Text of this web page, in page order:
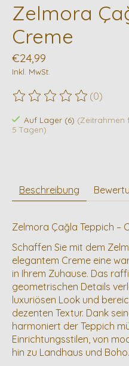
Zelmora
Creme
€24,99
Inkl. MwSt.
Die Bewertung dieses
(0)
Auf Lager (6) (Zeitrahmen
5 Tagen)
Beschreibung
Zelmora Çağla Teppich –
Schaffen Sie mit dem
elegantem Creme eine
in Ihrem Zuhause. Das
geometrischen Details
luxuriösen Look und
dezenten Textur. Dank
harmoniert der Teppich
Einrichtungsstilen, von
hin zu Landhaus und Boho.